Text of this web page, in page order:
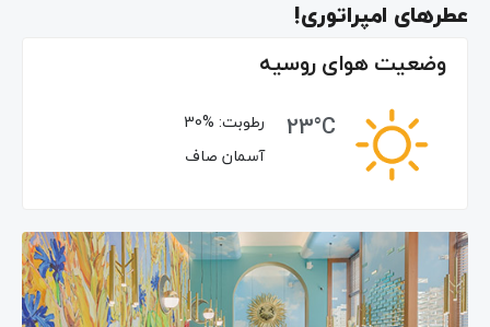
عطرهای امپراتوری!
وضعیت هوای روسیه
23°C
رطوبت: 30%
آسمان صاف